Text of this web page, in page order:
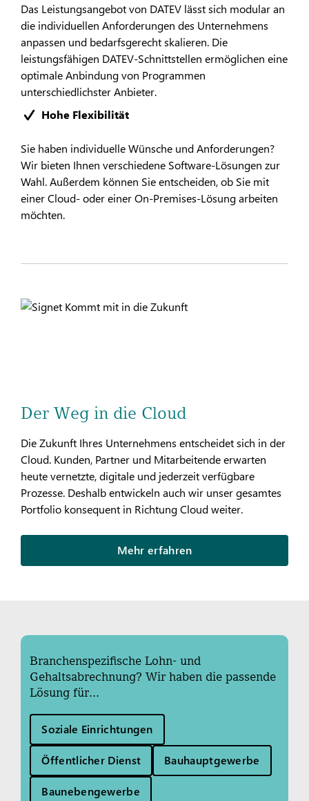
Das Leistungsangebot von DATEV lässt sich modular an
die individuellen Anforderungen des Unternehmens
anpassen und bedarfsgerecht skalieren. Die
leistungsfähigen DATEV-Schnittstellen ermöglichen eine
optimale Anbindung von Programmen
unterschiedlichster Anbieter.
Hohe Flexibilität
Sie haben individuelle Wünsche und Anforderungen?
Wir bieten Ihnen verschiedene Software-Lösungen zur
Wahl. Außerdem können Sie entscheiden, ob Sie mit
einer Cloud- oder einer On-Premises-Lösung arbeiten
möchten.
Der Weg in die Cloud
Die Zukunft Ihres Unternehmens entscheidet sich in der
Cloud. Kunden, Partner und Mitarbeitende erwarten
heute vernetzte, digitale und jederzeit verfügbare
Prozesse. Deshalb entwickeln auch wir unser gesamtes
Portfolio konsequent in Richtung Cloud weiter.
Mehr erfahren
Branchenspezifische Lohn- und
Gehaltsabrechnung? Wir haben die passende
Lösung für...
Soziale Einrichtungen
Öffentlicher Dienst Bauhauptgewerbe
Baunebengewerbe